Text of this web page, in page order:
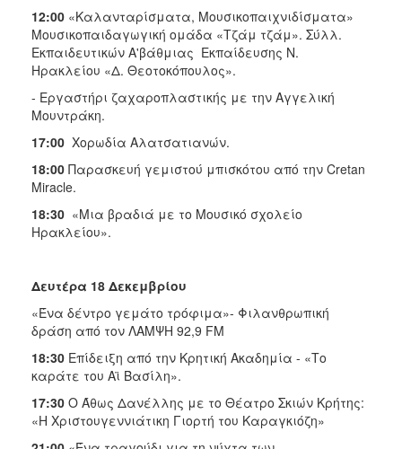
12:00 «Καλανταρίσματα, Μουσικοπαιχνιδίσματα»
Μουσικοπαιδαγωγική ομάδα «Τζάμ τζάμ». Σύλλ.
Εκπαιδευτικών Α'βάθμιας Εκπαίδευσης Ν.
Ηρακλείου «Δ. Θεοτοκόπουλος».
- Εργαστήρι ζαχαροπλαστικής με την Αγγελική
Μουντράκη.
17:00 Χορωδία Αλατσατιανών.
18:00 Παρασκευή γεμιστού μπισκότου από την Cretan
Miracle.
18:30 «Μια βραδιά με το Μουσικό σχολείο
Ηρακλείου».
Δευτέρα 18 Δεκεμβρίου
«Ένα δέντρο γεμάτο τρόφιμα»- Φιλανθρωπική
δράση από τον ΛΑΜΨΗ 92,9 FM
18:30 Επίδειξη από την Κρητική Ακαδημία - «Το
καράτε του Αϊ Βασίλη».
17:30 Ο Άθως Δανέλλης με το Θέατρο Σκιών Κρήτης:
«Η Χριστουγεννιάτικη Γιορτή του Καραγκιόζη»